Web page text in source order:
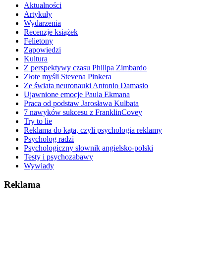
Aktualności
Artykuły
Wydarzenia
Recenzje książek
Felietony
Zapowiedzi
Kultura
Z perspektywy czasu Philipa Zimbardo
Złote myśli Stevena Pinkera
Ze świata neuronauki Antonio Damasio
Ujawnione emocje Paula Ekmana
Praca od podstaw Jarosława Kulbata
7 nawyków sukcesu z FranklinCovey
Try to lie
Reklama do kąta, czyli psychologia reklamy
Psycholog radzi
Psychologiczny słownik angielsko-polski
Testy i psychozabawy
Wywiady
Reklama